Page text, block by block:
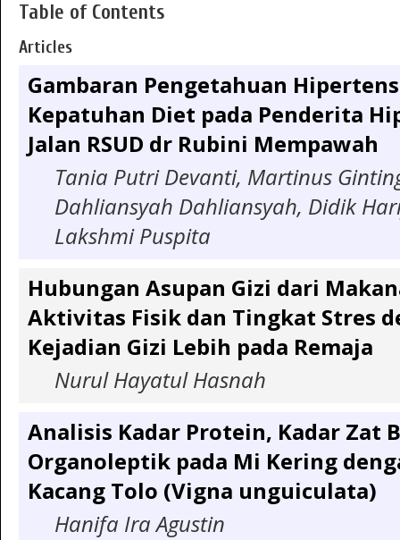
Table of Contents
Articles
Gambaran Pengetahuan
Kepatuhan Diet pada Penderita
Jalan RSUD dr Rubini Mempawah
Tania Putri Devanti, Martinus
Dahliansyah Dahliansyah, Didik
Lakshmi Puspita
Hubungan Asupan Gizi dari
Aktivitas Fisik dan Tingkat Stres
Kejadian Gizi Lebih pada Remaja
Nurul Hayatul Hasnah
Analisis Kadar Protein, Kadar Zat
Organoleptik pada Mi Kering
Kacang Tolo (Vigna unguiculata)
Hanifa Ira Agustin